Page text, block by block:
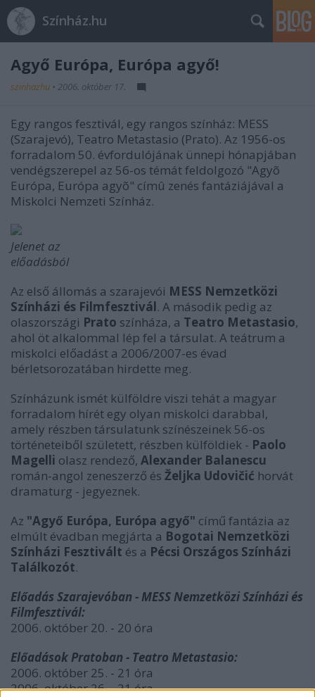
Színház.hu
Agyő Európa, Európa agyő!
szinhazhu • 2006. október 17.
Egy rangos fesztivál, egy rangos színház: MESS
(Szarajevó), Teatro Metastasio (Prato). Az 1956-os
forradalom 50. évfordulójának ünnepi hónapjában
vendégszerepel az 56-os témát feldolgozó "Agyõ
Európa, Európa agyõ" címû zenés fantáziájával a
Miskolci Nemzeti Színház.
Jelenet az
előadásból
Az első állomás a szarajevói MESS Nemzetközi
Színházi és Filmfesztivál. A második pedig az
olaszországi Prato színháza, a Teatro Metastasio,
ahol öt alkalommal lép fel a társulat. A teátrum a
miskolci előadást a 2006/2007-es évad
bérletsorozatában hirdette meg.
Színházunk ismét külföldre viszi tehát a magyar
forradalom hírét egy olyan miskolci darabbal,
amely részben társulatunk színészeinek 56-os
történeteiből született, részben külföldiek - Paolo
Magelli olasz rendező, Alexander Balanescu
román-angol zeneszerző és Željka Udovičić horvát
dramaturg - jegyeznek.
Az "Agyő Európa, Európa agyő" című fantázia az
elmúlt évadban megjárta a Bogotai Nemzetközi
Színházi Fesztivált és a Pécsi Országos Színházi
Találkozót.
Előadás Szarajevóban - MESS Nemzetközi Színházi és
Filmfesztivál:
2006. október 20. - 20 óra
Előadások Pratoban - Teatro Metastasio:
2006. október 25. - 21 óra
2006. október 26. - 21 óra